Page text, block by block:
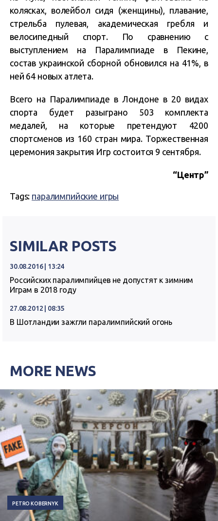
колясках, волейбол сидя (женщины), плавание,
стрельба пулевая, академическая гребля и
велосипедный спорт. По сравнению с
выступлением на Паралимпиаде в Пекине,
состав украинской сборной обновился на 41%, в
ней 64 новых атлета.
Всего на Паралимпиаде в Лондоне в 20 видах
спорта будет разыграно 503 комплекта
медалей, на которые претендуют 4200
спортсменов из 160 стран мира. Торжественная
церемония закрытия Игр состоится 9 сентября.
“Центр”
Tags: паралимпийские игры
SIMILAR POSTS
30.08.2016 | 13:24
Российских паралимпийцев не допустят к зимним
Играм в 2018 году
27.08.2012 | 08:35
В Шотландии зажгли паралимпийский огонь
MORE NEWS
PETRO KOBERNYK